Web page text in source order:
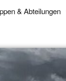
& Abteilungen